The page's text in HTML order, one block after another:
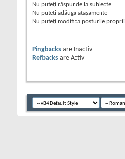
Nu puteţi răspunde la subiecte
Nu puteţi adăuga ataşamente
Nu puteţi modifica posturile proprii
Pingbacks are
Inactiv
Refbacks are Activ